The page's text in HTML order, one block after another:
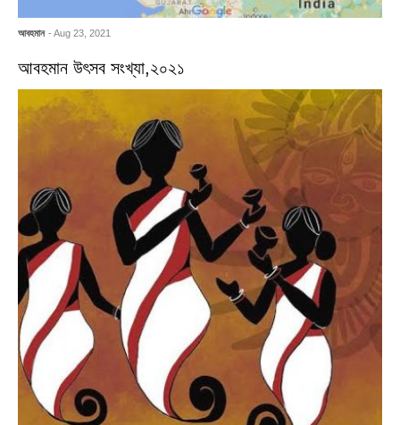
আবহমান - Aug 23, 2021
আবহমান উৎসব সংখ্যা,২০২১